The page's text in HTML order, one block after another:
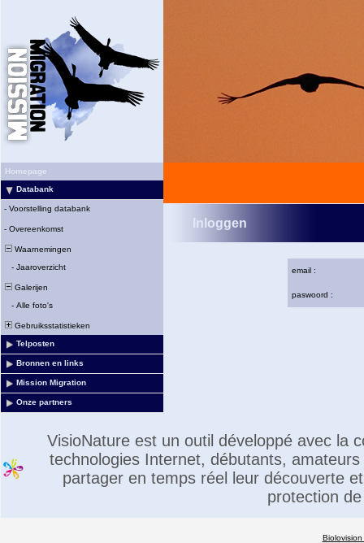
Homepage
Databank
- Voorstelling databank
- Overeenkomst
Waarnemingen
- Jaaroverzicht
Galerijen
- Alle foto's
Gebruiksstatistieken
Telposten
Bronnen en links
Mission Migration
Onze partners
Inloggen
email :
paswoord :
VisioNature est un outil développé avec la
technologies Internet, débutants,
partager en temps réel leur découverte
protection
Biolovision